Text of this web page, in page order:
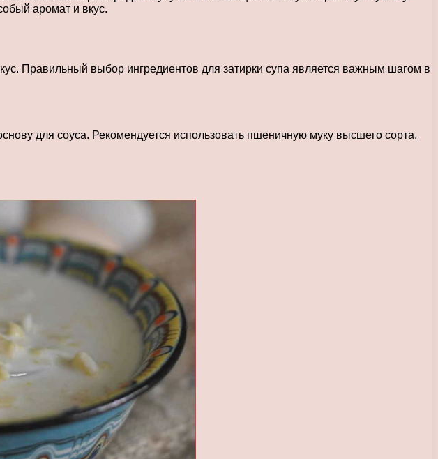
аромат и вкус.
Правильный выбор ингредиентов для затирки супа является важным шагом в
для соуса. Рекомендуется использовать пшеничную муку высшего сорта,